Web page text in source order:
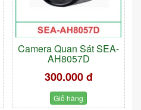
Camera Quan Sát SEA-
AH8057D
300.000 đ
Giỏ hàng